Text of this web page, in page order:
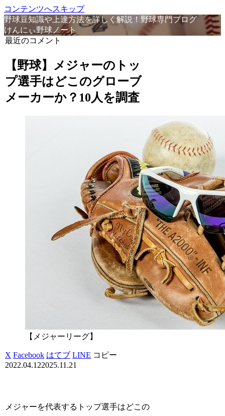
コンテンツへスキップ
野球豆知識や上達方法を詳しく解説！野球専門ブログ
けんにぃ野球ノート
最近のコメント
【野球】メジャーのトッ
プ選手はどこのグローブ
メーカーか？10人を調査
【メジャーリーグ】
X Facebook はてブ LINE コピー
2022.04.122025.11.21
メジャーを代表するトップ選手はどこの